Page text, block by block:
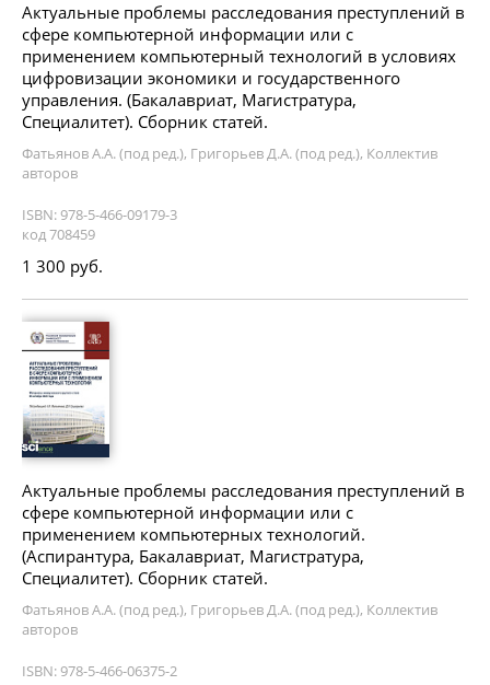
Актуальные проблемы расследования преступлений в
сфере компьютерной информации или с
применением компьютерный технологий в условиях
цифровизации экономики и государственного
управления. (Бакалавриат, Магистратура,
Специалитет). Сборник статей.
Фатьянов А.А. (под ред.), Григорьев Д.А. (под ред.), Коллектив
авторов
ISBN: 978-5-466-09179-3
код 708459
1 300 руб.
Актуальные проблемы расследования преступлений в
сфере компьютерной информации или с
применением компьютерных технологий.
(Аспирантура, Бакалавриат, Магистратура,
Специалитет). Сборник статей.
Фатьянов А.А. (под ред.), Григорьев Д.А. (под ред.), Коллектив
авторов
ISBN: 978-5-466-06375-2